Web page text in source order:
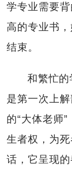
学专业需要
高的专业书
结束。
和繁忙的
是第一次上
的“大体老师
生者权，为
话，它呈现